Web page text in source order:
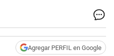
Agregar PERFIL en Google